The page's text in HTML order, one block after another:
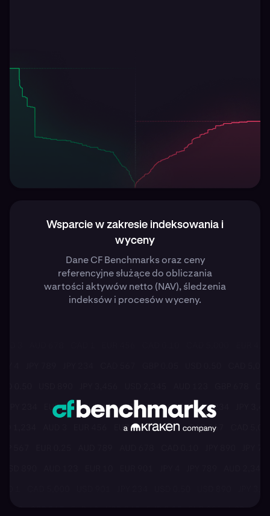
Wsparcie w zakresie indeksowania i
wyceny
Dane CF Benchmarks oraz ceny
referencyjne służące do obliczania
wartości aktywów netto (NAV), śledzenia
indeksów i procesów wyceny.